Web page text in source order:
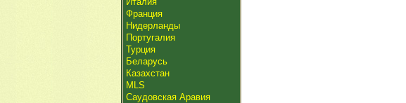
Франция
Нидерланды
Португалия
Турция
Беларусь
Казахстан
MLS
Саудовская Аравия